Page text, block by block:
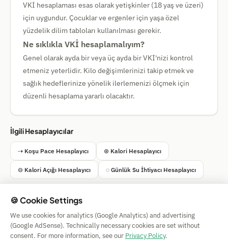
VKİ hesaplaması esas olarak yetişkinler (18 yaş ve üzeri)
için uygundur. Çocuklar ve ergenler için yaşa özel
yüzdelik dilim tabloları kullanılması gerekir.
Ne sıklıkla VKİ hesaplamalıyım?
Genel olarak ayda bir veya üç ayda bir VKİ'nizi kontrol
etmeniz yeterlidir. Kilo değişimlerinizi takip etmek ve
sağlık hedeflerinize yönelik ilerlemenizi ölçmek için
düzenli hesaplama yararlı olacaktır.
İlgili Hesaplayıcılar
⇢ Koşu Pace Hesaplayıcı ⊛ Kalori Hesaplayıcı
⊖ Kalori Açığı Hesaplayıcı ◌ Günlük Su İhtiyacı Hesaplayıcı
Simple Calculator
Impressum
| Privacy | Terms |
🍪 Cookies
🍪 Cookie Settings
We use cookies for analytics (Google Analytics) and advertising
(Google AdSense). Technically necessary cookies are set without
consent. For more information, see our Privacy Policy.